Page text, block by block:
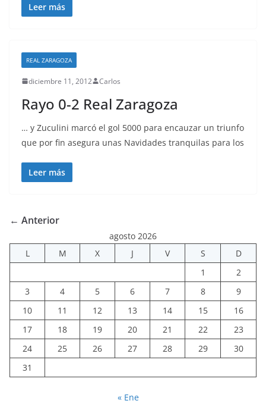
Leer más
REAL ZARAGOZA
diciembre 11, 2012 Carlos
Rayo 0-2 Real Zaragoza
… y Zuculini marcó el gol 5000 para encauzar un triunfo
que por fin asegura unas Navidades tranquilas para los
Leer más
← Anterior
agosto 2026
L
M X J V S
D
1
2
3
4 5 6 7 8
9
10
11 12 13 14 15
16
17
18 19 20 21 22
23
24
25 26 27 28 29
30
31
« Ene